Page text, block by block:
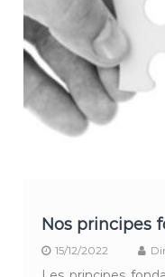
Nos principes
15/12/2022